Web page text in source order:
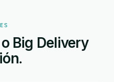
Big Delivery